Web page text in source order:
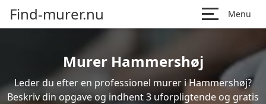
Find-murer.nu Menu
Murer Hammershøj
Leder du efter en professionel murer i Hammershøj?
Beskriv din opgave og indhent 3 uforpligtende og gratis